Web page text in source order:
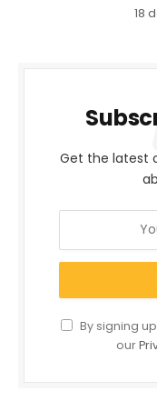
18
Get the latest
By signing
our